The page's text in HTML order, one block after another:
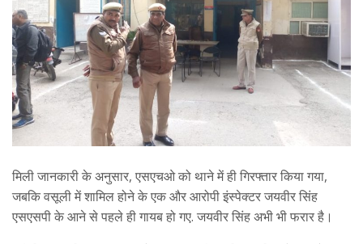
मिली जानकारी के अनुसार, एसएचओ को थाने में ही गिरफ्तार किया गया,
जबकि वसूली में शामिल होने के एक और आरोपी इंस्पेक्टर जयवीर सिंह
एसएसपी के आने से पहले ही गायब हो गए. जयवीर सिंह अभी भी फरार है।